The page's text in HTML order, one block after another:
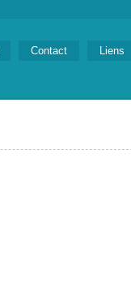
Contact Liens